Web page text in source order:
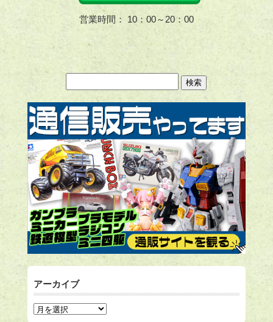
営業時間： 10：00～20：00
アーカイブ